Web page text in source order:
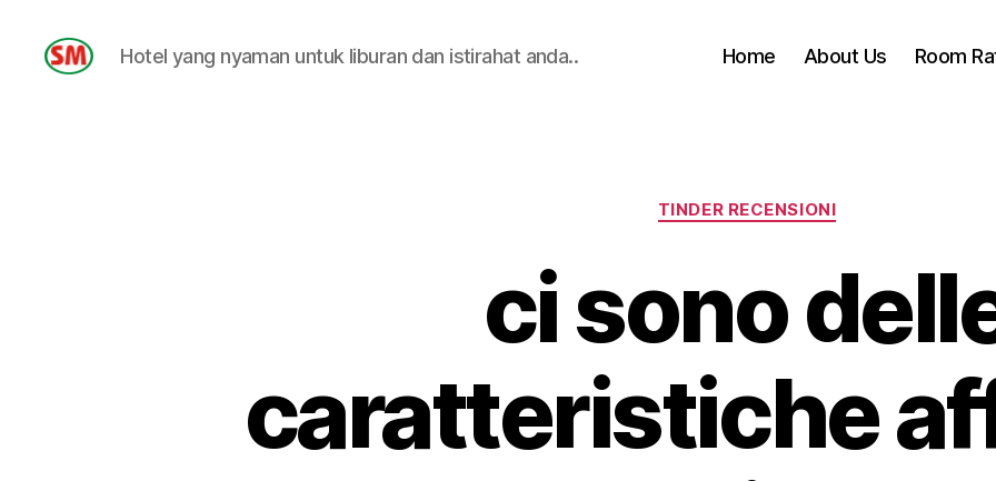
Hotel yang nyaman untuk liburan dan istirahat anda.. Home About Us Room
Categories
TINDER RECENSIONI
ci sono
caratteristiche